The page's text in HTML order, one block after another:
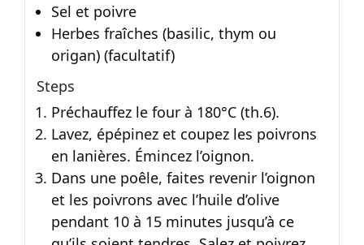
Sel et poivre
Herbes fraîches (basilic, thym ou
origan) (facultatif)
Steps
Préchauffez le four à 180°C (th.6).
Lavez, épépinez et coupez les poivrons
en lanières. Émincez l’oignon.
Dans une poêle, faites revenir l’oignon
et les poivrons avec l’huile d’olive
pendant 10 à 15 minutes jusqu’à ce